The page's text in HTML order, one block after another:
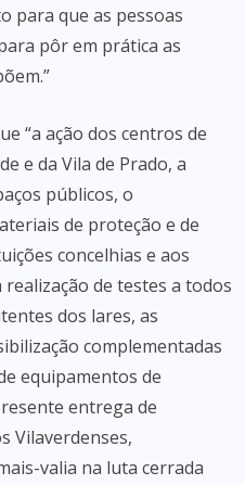
para que as pessoas
pôr em prática as
“a ação dos centros de
e da Vila de Prado, a
públicos, o
de proteção e de
concelhias e aos
de testes a todos
dos lares, as
complementadas
equipamentos de
entrega de
Vilaverdenses,
valia na luta cerrada